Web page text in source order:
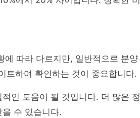
에 따라 다르지만, 일반적으로 분양
트하여 확인하는 것이 중요합니다.
인 도움이 될 것입니다. 더 많은 정
수 있습니다.